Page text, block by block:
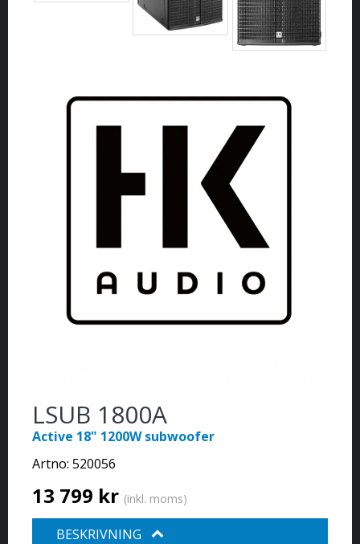
LSUB 1800A
Active 18" 1200W subwoofer
Artno: 520056
13 799 kr (inkl. moms)
BESKRIVNING